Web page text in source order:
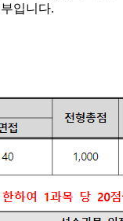
입니다.